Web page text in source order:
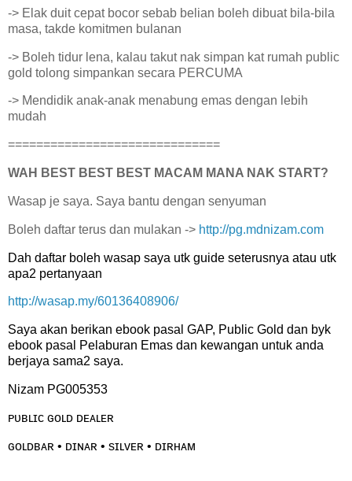
-> Elak duit cepat bocor sebab belian boleh dibuat bila-bila
masa, takde komitmen bulanan
-> Boleh tidur lena, kalau takut nak simpan kat rumah public
gold tolong simpankan secara PERCUMA
-> Mendidik anak-anak menabung emas dengan lebih
mudah
==============================
WAH BEST BEST BEST MACAM MANA NAK START?
Wasap je saya. Saya bantu dengan senyuman
Boleh daftar terus dan mulakan -> http://pg.mdnizam.com
Dah daftar boleh wasap saya utk guide seterusnya atau utk
apa2 pertanyaan
http://wasap.my/60136408906/
Saya akan berikan ebook pasal GAP, Public Gold dan byk
ebook pasal Pelaburan Emas dan kewangan untuk anda
berjaya sama2 saya.
Nizam PG005353
ᴘᴜʙʟɪᴄ ɢᴏʟᴅ ᴅᴇᴀʟᴇʀ
ɢᴏʟᴅʙᴀʀ • ᴅɪɴᴀʀ • sɪʟᴠᴇʀ • ᴅɪʀʜᴀᴍ